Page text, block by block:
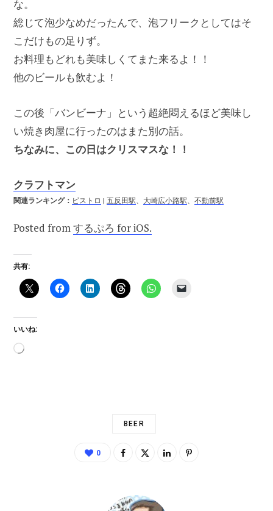
な。
総じて泡少なめだったんで、泡フリークとしてはそ
こだけもの足りず。
お料理もどれも美味しくてまた来るよ！！
他のビールも飲むよ！
この後「バンビーナ」という超絶悶えるほど美味し
い焼き肉屋に行ったのはまた別の話。
ちなみに、この日はクリスマスな！！
クラフトマン
関連ランキング： ビストロ | 五反田駅、 大崎広小路駅、 不動前駅
Posted fromするぷろ for iOS.
共有:
いいね:
読
BEER
0